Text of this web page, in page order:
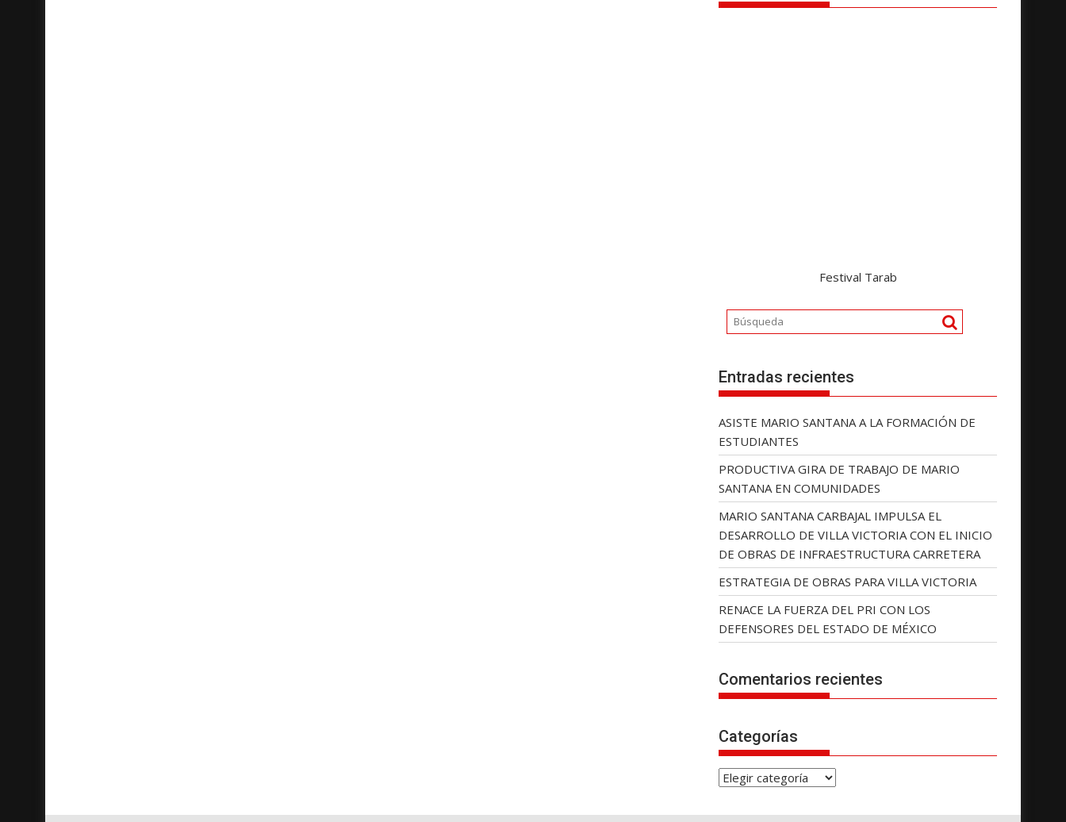
Festival Tarab
Entradas recientes
ASISTE MARIO SANTANA A LA FORMACIÓN DE
ESTUDIANTES
PRODUCTIVA GIRA DE TRABAJO DE MARIO
SANTANA EN COMUNIDADES
MARIO SANTANA CARBAJAL IMPULSA EL
DESARROLLO DE VILLA VICTORIA CON EL INICIO
DE OBRAS DE INFRAESTRUCTURA CARRETERA
ESTRATEGIA DE OBRAS PARA VILLA VICTORIA
RENACE LA FUERZA DEL PRI CON LOS
DEFENSORES DEL ESTADO DE MÉXICO
Comentarios recientes
Categorías
C
t